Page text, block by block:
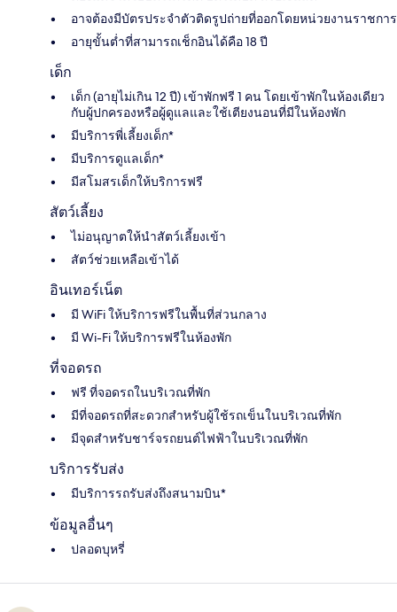
อาจต้องมีบัตรประจำตัวติดรูปถ่ายที่ออกโดยหน่วยงานราชการ
อายุขั้นต่ำที่สามารถเช็กอินได้คือ 18 ปี
เด็ก
เด็ก (อายุไม่เกิน 12 ปี) เข้าพักฟรี 1 คน โดยเข้าพักในห้องเดียว
กับผู้ปกครองหรือผู้ดูแลและใช้เตียงนอนที่มีในห้องพัก
มีบริการพี่เลี้ยงเด็ก*
มีบริการดูแลเด็ก*
มีสโมสรเด็กให้บริการฟรี
สัตว์เลี้ยง
ไม่อนุญาตให้นำสัตว์เลี้ยงเข้า
สัตว์ช่วยเหลือเข้าได้
อินเทอร์เน็ต
มี WiFi ให้บริการฟรีในพื้นที่ส่วนกลาง
มี Wi-Fi ให้บริการฟรีในห้องพัก
ที่จอดรถ
ฟรี ที่จอดรถในบริเวณที่พัก
มีที่จอดรถที่สะดวกสำหรับผู้ใช้รถเข็นในบริเวณที่พัก
มีจุดสำหรับชาร์จรถยนต์ไฟฟ้าในบริเวณที่พัก
บริการรับส่ง
มีบริการรถรับส่งถึงสนามบิน*
ข้อมูลอื่นๆ
ปลอดบุหรี่